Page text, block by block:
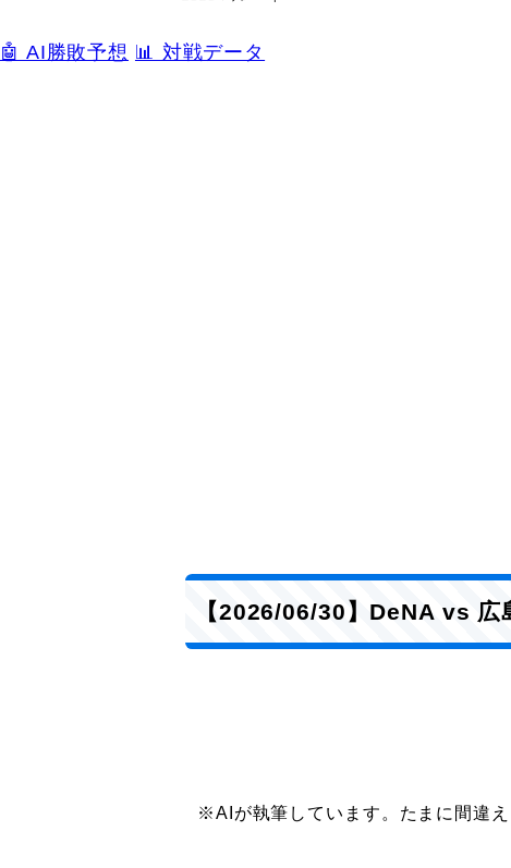
🤖 AI勝敗予想 📊 対戦データ
【2026/06/30】DeNA vs
※AIが執筆しています。たまに間違